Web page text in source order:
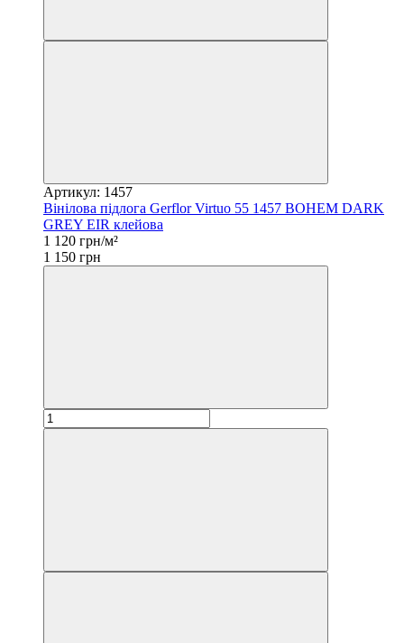
Артикул: 1457
Вінілова підлога Gerflor Virtuo 55 1457 BOHEM DARK
GREY EIR клейова
1 120 грн/м²
1 150 грн